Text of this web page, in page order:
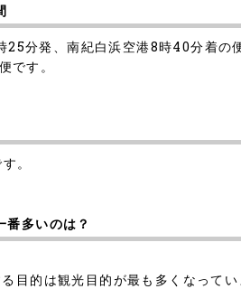
分発、南紀白浜空港8時40分着の
です。
。
多いのは？
目的は観光目的が最も多くなってい